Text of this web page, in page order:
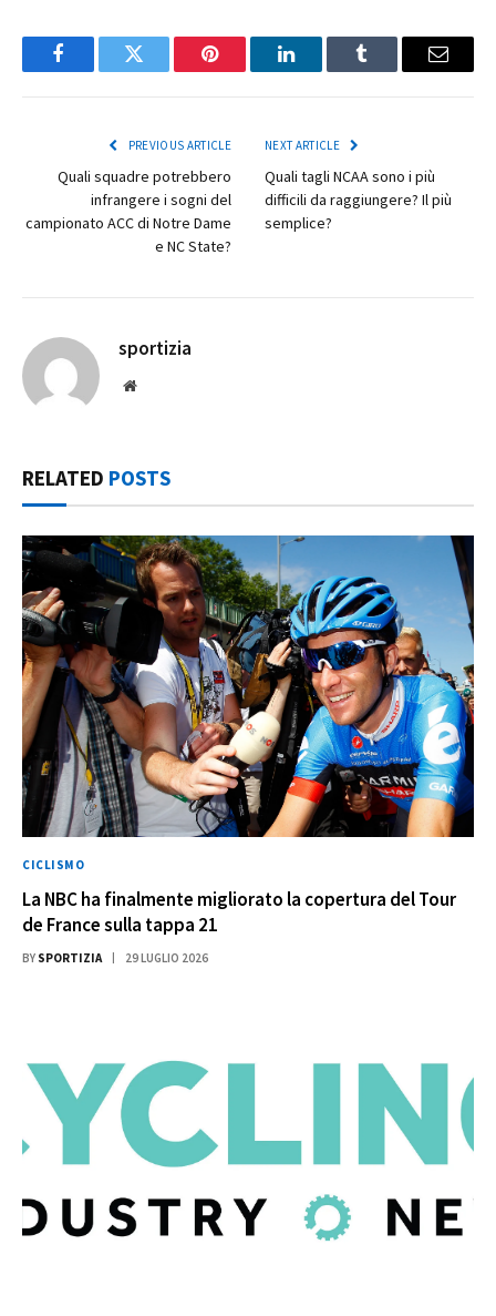
FacebookTwitter Pinterest LinkedInTumblr Email
PREVIOUS ARTICLE
Quali squadre potrebbero
infrangere i sogni del
campionato ACC di Notre Dame
e NC State?
NEXT ARTICLE
Quali tagli NCAA sono i più
difficili da raggiungere? Il più
semplice?
sportizia
Website
RELATED POSTS
CICLISMO
La NBC ha finalmente migliorato la copertura del Tour
de France sulla tappa 21
BY SPORTIZIA 29 LUGLIO 2026